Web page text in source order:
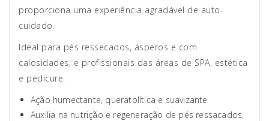
proporciona uma experiência agradável de auto-
cuidado.
Ideal para pés ressecados, ásperos e com
calosidades, e profissionais das áreas de SPA, estética
e pedicure.
Ação humectante, queratolítica e suavizante
Auxilia na nutrição e regeneração de pés ressacados,